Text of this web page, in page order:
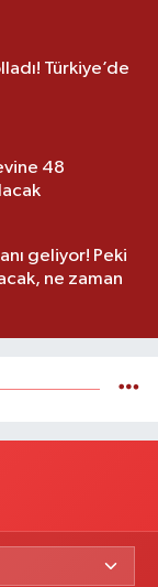
Türkiye’de
48
geliyor! Peki
ne zaman